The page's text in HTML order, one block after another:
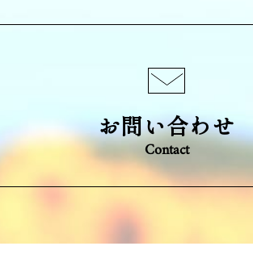
お問い合わせ
Contact